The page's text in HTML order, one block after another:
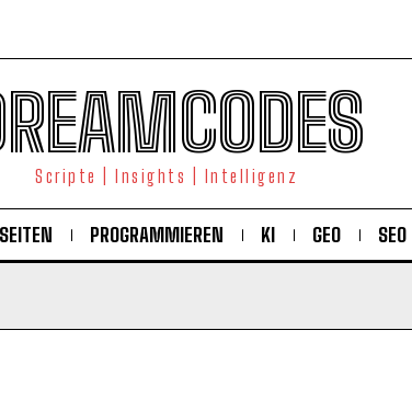
Scripte | Insights | Intelligenz
PROGRAMMIEREN KI GEO SEO